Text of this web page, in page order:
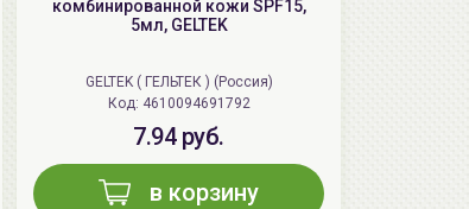
Бальзам для волос
250мл
комбинированной кожи SPF15,
5мл, GELTEK
GELTEK ( ГЕЛЬТЕК ) (Россия)
Код: 4610094691792
7.94 руб.
в корзину